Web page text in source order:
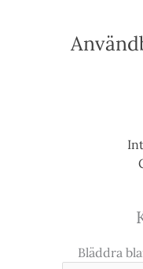
Bläddra